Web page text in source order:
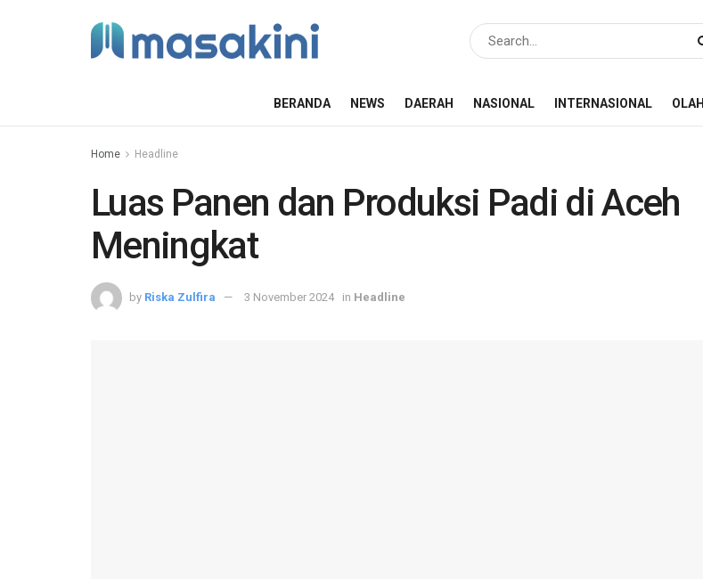
BERANDA NEWS DAERAH NASIONAL INTERNASIONAL
Home Headline
Luas Panen dan Produksi Padi di Aceh
Meningkat
by Riska Zulfira 3 November 2024 in Headline